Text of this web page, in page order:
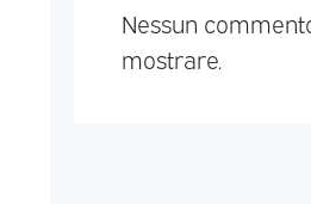
Nessun
mostrare.